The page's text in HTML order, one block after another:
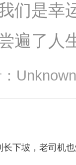
们是幸
遍了人
下坡，老司机